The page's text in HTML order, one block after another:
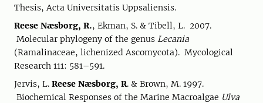
Thesis, Acta Universitatis Uppsaliensis.
Reese Næsborg, R., Ekman, S. & Tibell, L. 2007.
Molecular phylogeny of the genus Lecania
(Ramalinaceae, lichenized Ascomycota). Mycological
Research 111: 581–591.
Jervis, L. Reese Næsborg, R. & Brown, M. 1997.
Biochemical Responses of the Marine Macroalgae Ulva